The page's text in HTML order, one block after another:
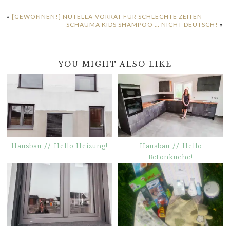
« [GEWONNEN!] NUTELLA-VORRAT FÜR SCHLECHTE ZEITEN
SCHAUMA KIDS SHAMPOO … NICHT DEUTSCH! »
YOU MIGHT ALSO LIKE
Hausbau // Hello Heizung!
Hausbau // Hello
Betonküche!